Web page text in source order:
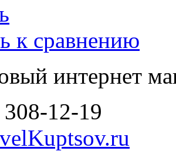
к сравнению
интернет
12-19